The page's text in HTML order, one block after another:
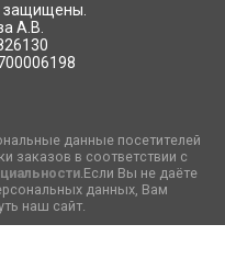
защищены.
А.В.
данные посетителей
заказов в соответствии с
.Если Вы не даёте
данных, Вам
наш сайт.